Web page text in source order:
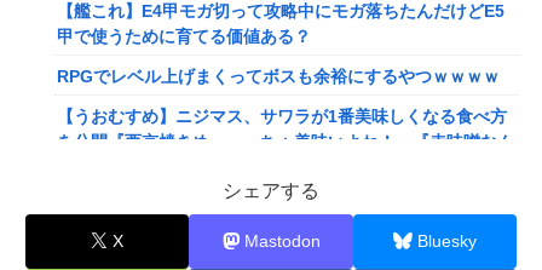
【艦これ】E4甲モガ切って攻略中にモガ落ちたんだけどE5
甲で使うために育てる価値ある？
RPGでレベル上げまくってボスも余裕にするやつｗｗｗｗ
【うおむすめ】ニジマス、サワラが1番美味しくなる食べ方
を公開『西京焼きめっっっちゃ美味いよね！』『赤味噌なん
【ななし】ねるちゃん「おじさんたち～！もりもり食べて元
気だすのよ～」
シェアする
X Mastodon Bluesky